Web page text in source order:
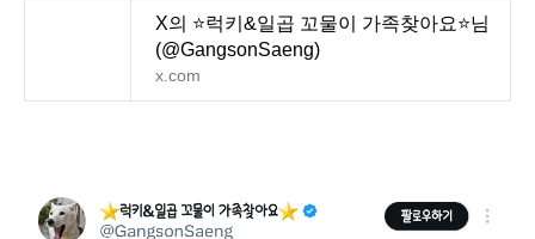
X의 ⭐️럭키&일곱 꼬물이 가족찾아요⭐️님
(@GangsonSaeng)
x.com